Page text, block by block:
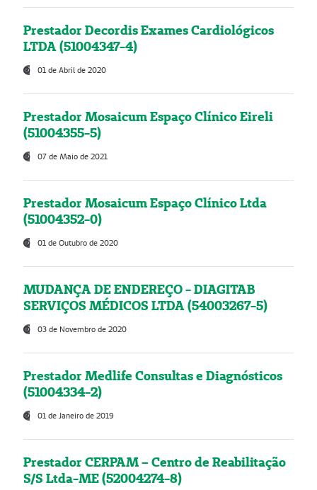
Prestador Decordis Exames Cardiológicos
LTDA (51004347-4)
01 de Abril de 2020
Prestador Mosaicum Espaço Clínico Eireli
(51004355-5)
07 de Maio de 2021
Prestador Mosaicum Espaço Clínico Ltda
(51004352-0)
01 de Outubro de 2020
MUDANÇA DE ENDEREÇO - DIAGITAB
SERVIÇOS MÉDICOS LTDA (54003267-5)
03 de Novembro de 2020
Prestador Medlife Consultas e Diagnósticos
(51004334-2)
01 de Janeiro de 2019
Prestador CERPAM – Centro de Reabilitação
S/S Ltda-ME (52004274-8)